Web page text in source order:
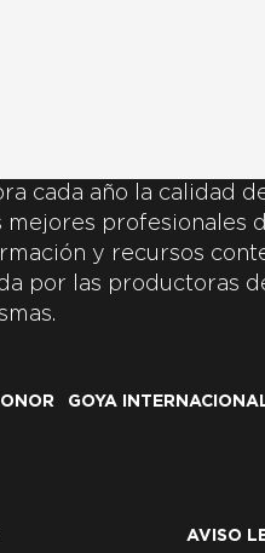
cada año la calidad
mejores
y recursos
por las productoras
GOYA
AVISO